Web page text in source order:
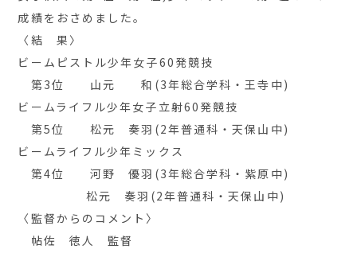
成績をおさめました。
〈結 果〉
ビームピストル少年女子60発競技
第3位 山元 和(3年総合学科・王寺中)
ビームライフル少年女子立射60発競技
第5位 松元 奏羽(2年普通科・天保山中)
ビームライフル少年ミックス
第4位 河野 優羽(3年総合学科・紫原中)
松元 奏羽(2年普通科・天保山中)
〈監督からのコメント〉
帖佐 徳人 監督